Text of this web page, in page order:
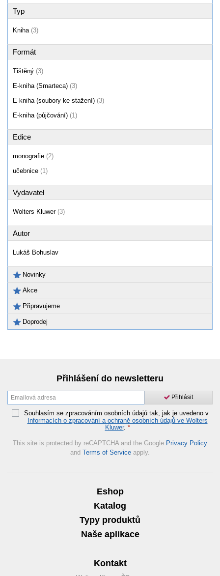
Typ
Kniha (3)
Formát
Tištěný (3)
E-kniha (Smarteca) (3)
E-kniha (soubory ke stažení) (3)
E-kniha (půjčování) (1)
Edice
monografie (2)
učebnice (1)
Vydavatel
Wolters Kluwer (3)
Autor
Lukáš Bohuslav
Novinky
Akce
Připravujeme
Doprodej
Přihlášení do newsletteru
Přihlásit
Souhlasím se zpracováním osobních údajů tak, jak je uvedeno v
Informacích o zpracování a ochraně osobních údajů ve Wolters
Kluwer. *
This site is protected by reCAPTCHA and the Google Privacy Policy
and Terms of Service apply.
Eshop
Katalog
Typy produktů
Naše aplikace
Kontakt